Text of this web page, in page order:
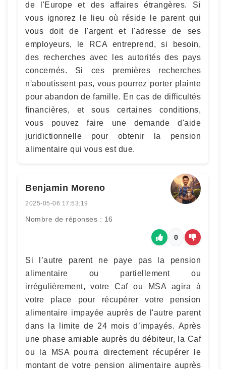
de l'Europe et des affaires étrangères. Si
vous ignorez le lieu où réside le parent qui
vous doit de l'argent et l'adresse de ses
employeurs, le RCA entreprend, si besoin,
des recherches avec les autorités des pays
concernés. Si ces premières recherches
n'aboutissent pas, vous pourrez porter plainte
pour abandon de famille. En cas de difficultés
financières, et sous certaines conditions,
vous pouvez faire une demande d'aide
juridictionnelle pour obtenir la pension
alimentaire qui vous est due.
Benjamin Moreno
2025-05-06 17:53:19
Nombre de réponses : 16
0
Si l’autre parent ne paye pas la pension
alimentaire ou partiellement ou
irrégulièrement, votre Caf ou MSA agira à
votre place pour récupérer votre pension
alimentaire impayée auprès de l'autre parent
dans la limite de 24 mois d’impayés. Après
une phase amiable auprès du débiteur, la Caf
ou la MSA pourra directement récupérer le
montant de votre pension alimentaire auprès